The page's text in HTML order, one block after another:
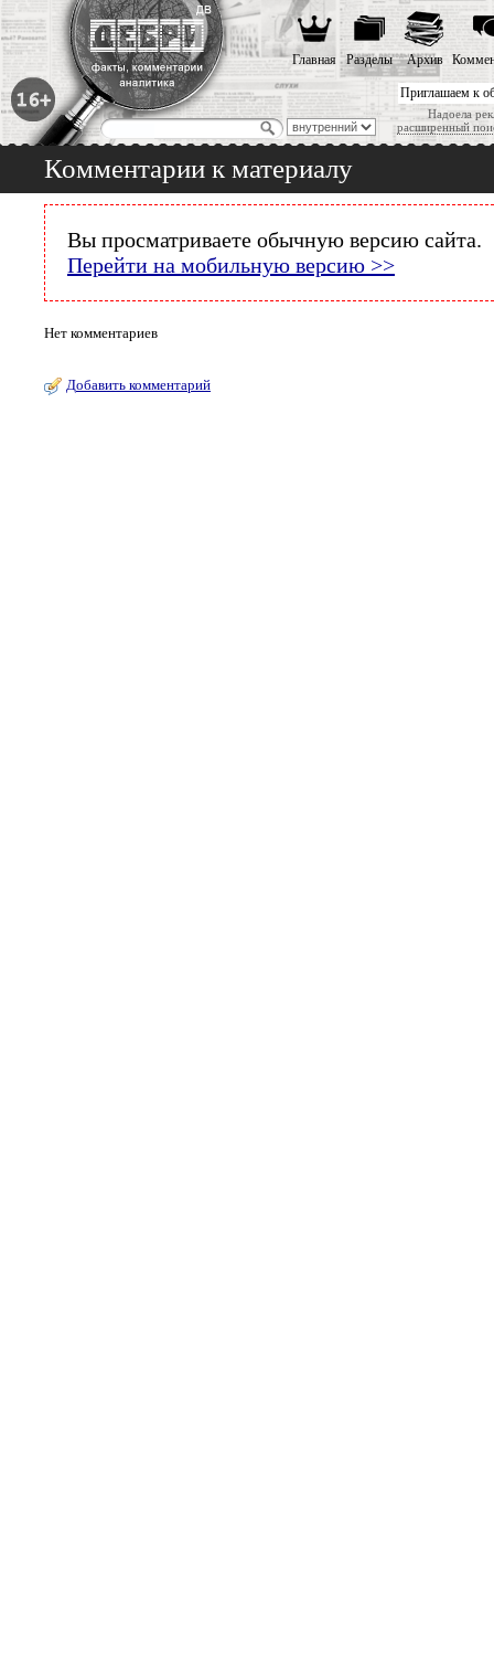
Приглашаем к
Надоела
расширенный
Главная Разделы Архив
Комментарии к материалу
Вы просматриваете обычную версию сайта.
Перейти на мобильную версию >>
Нет комментариев
Добавить комментарий